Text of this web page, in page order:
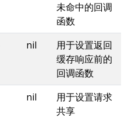
未命中的回调
函数
nil
用于设置返回
缓存响应前的
回调函数
nil
用于设置请求
共享